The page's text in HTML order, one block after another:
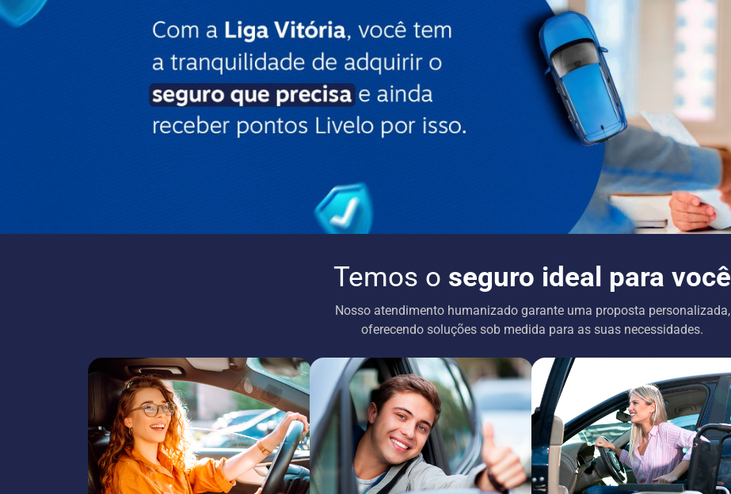
Temos o seguro ideal para você
Nosso atendimento humanizado garante uma proposta personalizada,
oferecendo soluções sob medida para as suas necessidades.